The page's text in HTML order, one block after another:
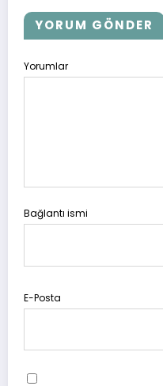
YORUM GÖNDER
Yorumlar
Bağlantı ismi
E-Posta